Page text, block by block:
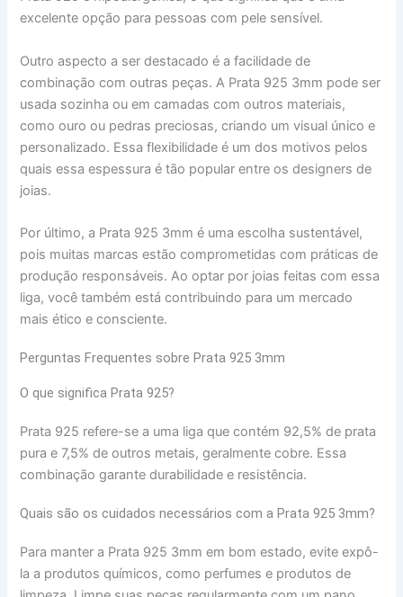
excelente opção para pessoas com pele sensível.
Outro aspecto a ser destacado é a facilidade de
combinação com outras peças. A Prata 925 3mm pode ser
usada sozinha ou em camadas com outros materiais,
como ouro ou pedras preciosas, criando um visual único e
personalizado. Essa flexibilidade é um dos motivos pelos
quais essa espessura é tão popular entre os designers de
joias.
Por último, a Prata 925 3mm é uma escolha sustentável,
pois muitas marcas estão comprometidas com práticas de
produção responsáveis. Ao optar por joias feitas com essa
liga, você também está contribuindo para um mercado
mais ético e consciente.
Perguntas Frequentes sobre Prata 925 3mm
O que significa Prata 925?
Prata 925 refere-se a uma liga que contém 92,5% de prata
pura e 7,5% de outros metais, geralmente cobre. Essa
combinação garante durabilidade e resistência.
Quais são os cuidados necessários com a Prata 925 3mm?
Para manter a Prata 925 3mm em bom estado, evite expô-
la a produtos químicos, como perfumes e produtos de